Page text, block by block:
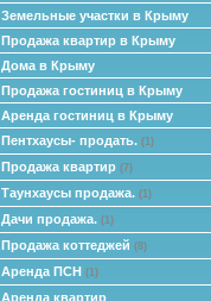
Земельные участки в Крыму
Продажа квартир в Крыму
Дома в Крыму
Продажа гостиниц в Крыму
Аренда гостиниц в Крыму
Пентхаусы- продать. (1)
Продажа квартир (7)
Таунхаусы продажа. (1)
Дачи продажа. (1)
Продажа коттеджей (8)
Аренда ПСН (1)
Аренда квартир